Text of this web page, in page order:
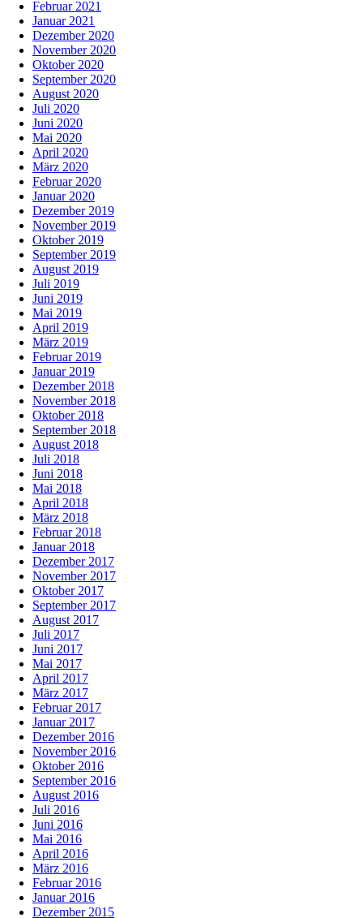
Februar 2021
Januar 2021
Dezember 2020
November 2020
Oktober 2020
September 2020
August 2020
Juli 2020
Juni 2020
Mai 2020
April 2020
März 2020
Februar 2020
Januar 2020
Dezember 2019
November 2019
Oktober 2019
September 2019
August 2019
Juli 2019
Juni 2019
Mai 2019
April 2019
März 2019
Februar 2019
Januar 2019
Dezember 2018
November 2018
Oktober 2018
September 2018
August 2018
Juli 2018
Juni 2018
Mai 2018
April 2018
März 2018
Februar 2018
Januar 2018
Dezember 2017
November 2017
Oktober 2017
September 2017
August 2017
Juli 2017
Juni 2017
Mai 2017
April 2017
März 2017
Februar 2017
Januar 2017
Dezember 2016
November 2016
Oktober 2016
September 2016
August 2016
Juli 2016
Juni 2016
Mai 2016
April 2016
März 2016
Februar 2016
Januar 2016
Dezember 2015